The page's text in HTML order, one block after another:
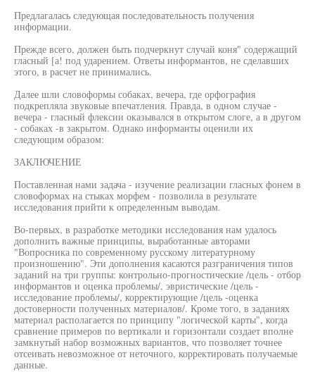
Предлагалась следующая последовательность получения
информации.
Прежде всего, должен быть подчеркнут случай коня" содержащий
гласный [а! под ударением. Ответы информантов, не сделавших
этого, в расчет не принимались.
Далее шли словоформы собаках, вечера, где орфография
подкрепляла звуковые впечатления. Правда, в одном случае -
вечера - гласный флексии оказывался в открытом слоге, а в другом
- собаках -в закрытом. Однако информанты оценили их
следующим образом:
ЗАКЛЮЧЕНИЕ
Поставленная нами задача - изучение реализации гласных фонем в
словоформах на стыках морфем - позволила в результате
исследования прийти к определенным выводам.
Во-первых, в разработке методики исследования нам удалось
дополнить важные принципы, выработанные авторами
"Вопросника по современному русскому литературному
произношению". Эти дополнения касаются разграничения типов
заданий на три группы: контрольно-прогностические /цель - отбор
информантов и оценка проблемы/, эвристические /цель -
исследование проблемы/, корректирующие /цель -оценка
достоверности полученных материалов/. Кроме того, в заданиях
материал располагается по принципу "логической карты", когда
сравнение примеров по вертикали и горизонтали создает вполне
замкнутый набор возможных вариантов, что позволяет точнее
отсеивать невозможное от неточного, корректировать получаемые
данные.